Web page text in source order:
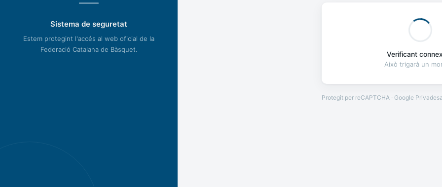
Sistema de seguretat
Estem protegint l'accés al web oficial de la
Federació Catalana de Bàsquet.
Verificant
Això trigarà un
Protegit per reCAPTCHA · Google Privadesa